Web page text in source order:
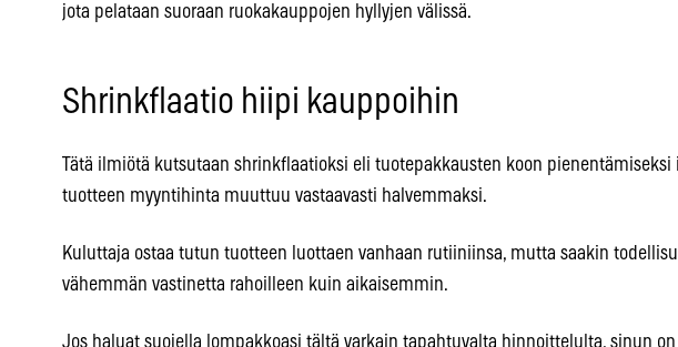
jota pelataan suoraan ruokakauppojen hyllyjen välissä.
Shrinkflaatio hiipi kauppoihin
Tätä ilmiötä kutsutaan shrinkflaatioksi eli tuotepakkausten koon pienentämiseksi
tuotteen myyntihinta muuttuu vastaavasti halvemmaksi.
Kuluttaja ostaa tutun tuotteen luottaen vanhaan rutiiniinsa, mutta saakin
vähemmän vastinetta rahoilleen kuin aikaisemmin.
Jos haluat suojella lompakkoasi tältä varkain tapahtuvalta hinnoittelulta, sinun